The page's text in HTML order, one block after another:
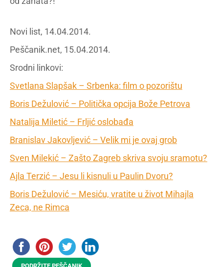
Novi list, 14.04.2014.
Peščanik.net, 15.04.2014.
Srodni linkovi:
Svetlana Slapšak – Srbenka: film o pozorištu
Boris Dežulović – Politička opcija Bože Petrova
Natalija Miletić – Frljić oslobađa
Branislav Jakovljević – Velik mi je ovaj grob
Sven Milekić – Zašto Zagreb skriva svoju sramotu?
Ajla Terzić – Jesu li kisnuli u Paulin Dvoru?
Boris Dežulović – Mesiću, vratite u život Mihajla
Zeca, ne Rimca